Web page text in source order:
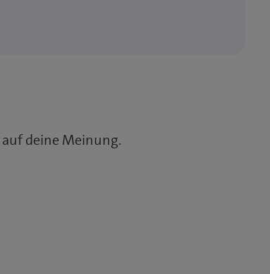
deine Meinung.